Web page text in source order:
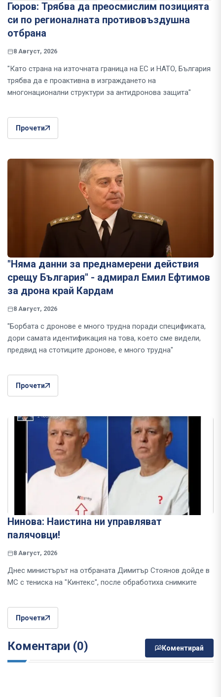
Гюров: Трябва да преосмислим позицията
си по регионалната противовъздушна
отбрана
8 Август, 2026
"Като страна на източната граница на ЕС и НАТО, България
трябва да е проактивна в изграждането на
многонационални структури за антидронова защита"
Прочети
"Няма данни за преднамерени действия
срещу България" - адмирал Емил Ефтимов
за дрона край Кардам
8 Август, 2026
"Борбата с дронове е много трудна поради спецификата,
дори самата идентификация на това, което сме видели,
предвид на стотиците дронове, е много трудна"
Прочети
Нинова: Наистина ни управляват
палячовци!
8 Август, 2026
Днес министърът на отбраната Димитър Стоянов дойде в
МС с тениска на "Кинтекс", после обработиха снимките
Прочети
Коментари (0) Коментирай